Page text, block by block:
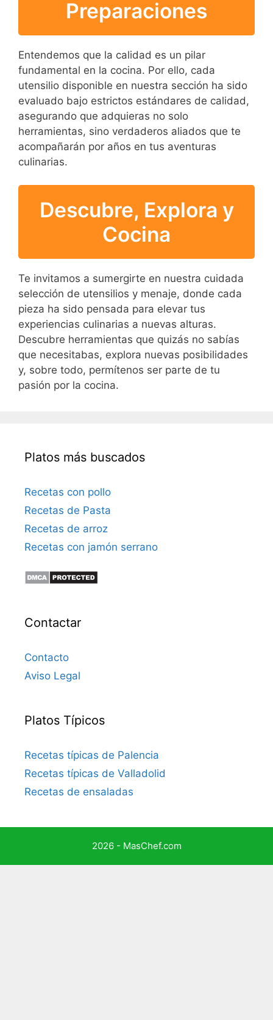
Preparaciones
Entendemos que la calidad es un pilar
fundamental en la cocina. Por ello, cada
utensilio disponible en nuestra sección ha sido
evaluado bajo estrictos estándares de calidad,
asegurando que adquieras no solo
herramientas, sino verdaderos aliados que te
acompañarán por años en tus aventuras
culinarias.
Descubre, Explora y
Cocina
Te invitamos a sumergirte en nuestra cuidada
selección de utensilios y menaje, donde cada
pieza ha sido pensada para elevar tus
experiencias culinarias a nuevas alturas.
Descubre herramientas que quizás no sabías
que necesitabas, explora nuevas posibilidades
y, sobre todo, permítenos ser parte de tu
pasión por la cocina.
Platos más buscados
Recetas con pollo
Recetas de Pasta
Recetas de arroz
Recetas con jamón serrano
Contactar
Contacto
Aviso Legal
Platos Típicos
Recetas típicas de Palencia
Recetas típicas de Valladolid
Recetas de ensaladas
2026 - MasChef.com